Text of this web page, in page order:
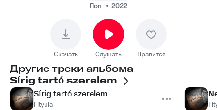
Поп
2022
Скачать Слушать Нравится
Другие треки альбома
Sírig tartó szerelem
Sírig tartó szerelem
Fityula